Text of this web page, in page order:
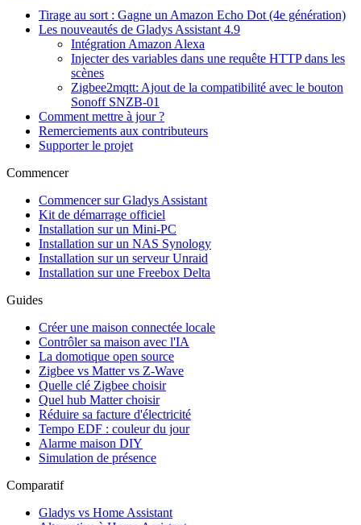
Tirage au sort : Gagne un Amazon Echo Dot (4e génération)
Les nouveautés de Gladys Assistant 4.9
Intégration Amazon Alexa
Injecter des variables dans une requête HTTP dans les
scènes
Zigbee2mqtt: Ajout de la compatibilité avec le bouton
Sonoff SNZB-01
Comment mettre à jour ?
Remerciements aux contributeurs
Supporter le projet
Commencer
Commencer sur Gladys Assistant
Kit de démarrage officiel
Installation sur un Mini-PC
Installation sur un NAS Synology
Installation sur un serveur Unraid
Installation sur une Freebox Delta
Guides
Créer une maison connectée locale
Contrôler sa maison avec l'IA
La domotique open source
Zigbee vs Matter vs Z-Wave
Quelle clé Zigbee choisir
Quel hub Matter choisir
Réduire sa facture d'électricité
Tempo EDF : couleur du jour
Alarme maison DIY
Simulation de présence
Comparatif
Gladys vs Home Assistant